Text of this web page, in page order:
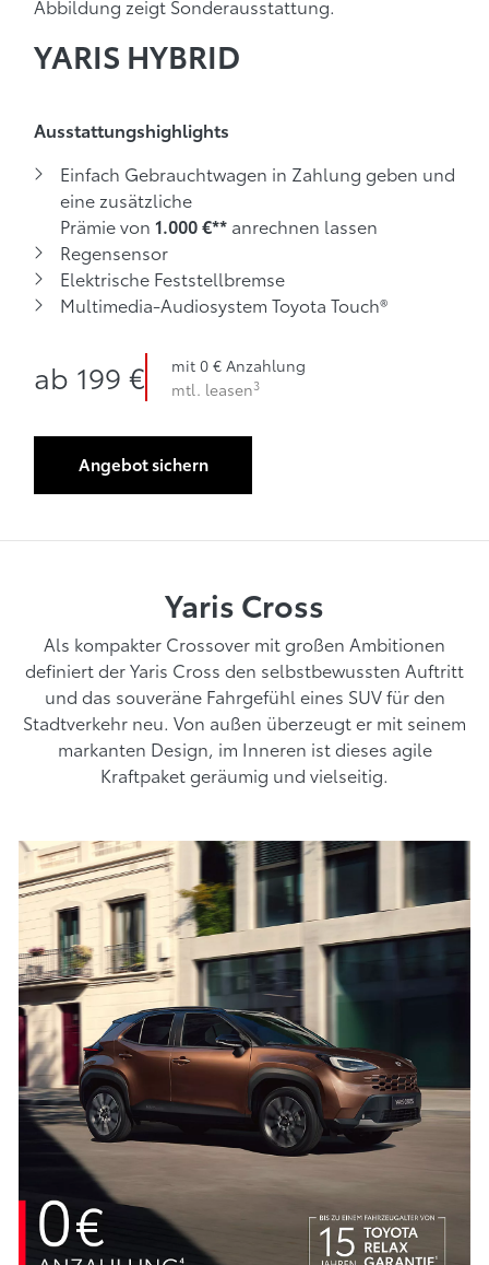
Abbildung zeigt Sonderausstattung.
YARIS HYBRID
Ausstattungshighlights
Einfach Gebrauchtwagen in Zahlung geben und
eine zusätzliche
Prämie von 1.000 €** anrechnen lassen
Regensensor
Elektrische Feststellbremse
Multimedia-Audiosystem Toyota Touch®
ab 199 € mtl. leasen3
Anzahlung
ab 199 €
mit 0 € Anzahlung
mtl. leasen3
Angebot sichern
Yaris Cross
Als kompakter Crossover mit großen Ambitionen
definiert der Yaris Cross den selbstbewussten Auftritt
und das souveräne Fahrgefühl eines SUV für den
Stadtverkehr neu. Von außen überzeugt er mit seinem
markanten Design, im Inneren ist dieses agile
Kraftpaket geräumig und vielseitig.